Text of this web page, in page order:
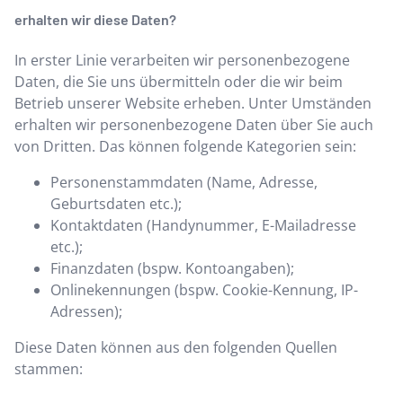
erhalten wir diese Daten?
In erster Linie verarbeiten wir personenbezogene
Daten, die Sie uns übermitteln oder die wir beim
Betrieb unserer Website erheben. Unter Umständen
erhalten wir personenbezogene Daten über Sie auch
von Dritten. Das können folgende Kategorien sein:
Personenstammdaten (Name, Adresse,
Geburtsdaten etc.);
Kontaktdaten (Handynummer, E-Mailadresse
etc.);
Finanzdaten (bspw. Kontoangaben);
Onlinekennungen (bspw. Cookie-Kennung, IP-
Adressen);
Diese Daten können aus den folgenden Quellen
stammen: